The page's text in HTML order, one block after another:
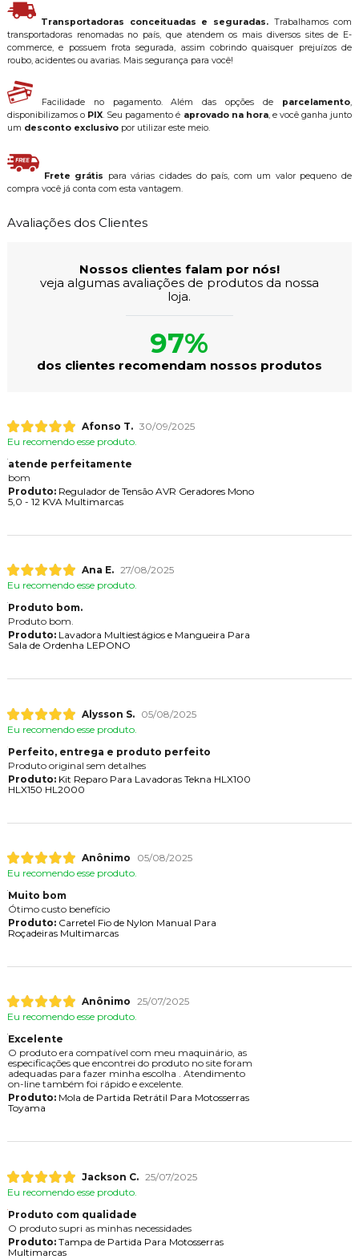
Transportadoras conceituadas e seguradas. Trabalhamos com
transportadoras renomadas no país, que atendem os mais diversos sites de E-
commerce, e possuem frota segurada, assim cobrindo quaisquer prejuízos de
roubo, acidentes ou avarias. Mais segurança para você!
Facilidade no pagamento. Além das opções de parcelamento
disponibilizamos o PIX . Seu pagamento é aprovado na hora, e você ganha junto
um desconto exclusivopor utilizar este meio.
Frete grátis para várias cidades do país, com um valor pequeno de
compra você já conta com esta vantagem.
Avaliações dos Clientes
Nossos clientes falam por nós!
veja algumas avaliações de produtos da nossa
loja.
97%
dos clientes recomendam nossos produtos
Afonso T. 30/09/2025
Eu recomendo esse produto.
atende perfeitamente
bom
Produto:Regulador de Tensão AVR Geradores Mono
5,0 - 12 KVA Multimarcas
Ana E. 27/08/2025
Eu recomendo esse produto.
Produto bom.
Produto bom.
Produto:Lavadora Multiestágios e Mangueira Para
Sala de Ordenha LEPONO
Alysson S.
05/08/2025
Eu recomendo esse produto.
Perfeito, entrega e produto perfeito
Produto original sem detalhes
Produto:Kit Reparo Para Lavadoras Tekna HLX100
HLX150 HL2000
Anônimo
05/08/2025
Eu recomendo esse produto.
Muito bom
Ótimo custo benefício
Produto:Carretel Fio de Nylon Manual Para
Roçadeiras Multimarcas
Anônimo 25/07/2025
Eu recomendo esse produto.
Excelente
O produto era compatível com meu maquinário, as
especificações que encontrei do produto no site foram
adequadas para fazer minha escolha . Atendimento
on-line também foi rápido e excelente.
Produto:Mola de Partida Retrátil Para Motosserras
Toyama
Jackson C. 25/07/2025
Eu recomendo esse produto.
Produto com qualidade
O produto supri as minhas necessidades
Produto:Tampa de Partida Para Motosserras
Multimarcas